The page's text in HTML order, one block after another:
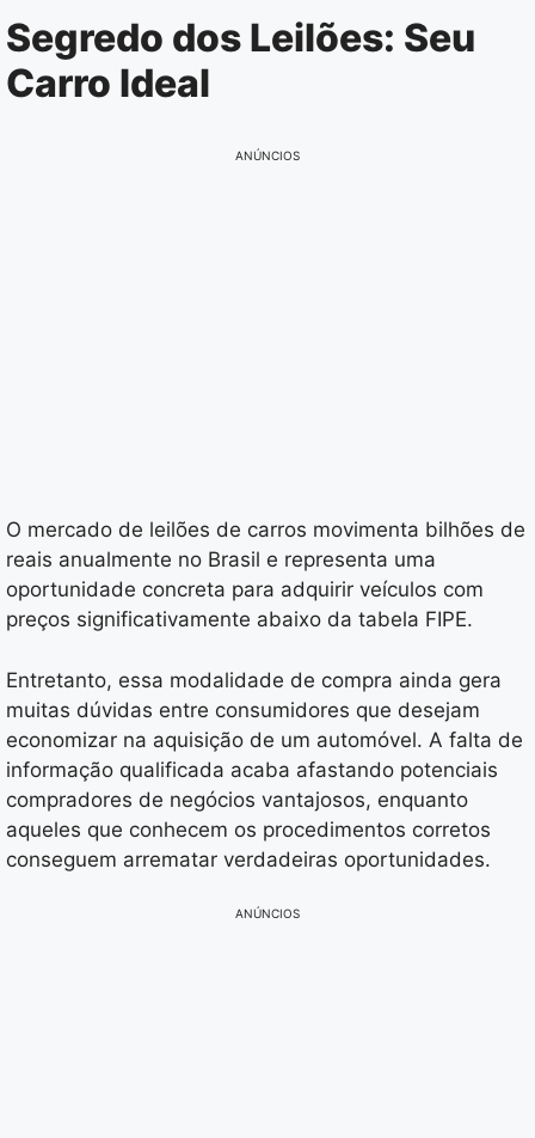
Pular
para
o
Segredo dos Leilões: Seu
Carro Ideal
ANÚNCIOS
O mercado de leilões de carros movimenta bilhões de
reais anualmente no Brasil e representa uma
oportunidade concreta para adquirir veículos com
preços significativamente abaixo da tabela FIPE.
Entretanto, essa modalidade de compra ainda gera
muitas dúvidas entre consumidores que desejam
economizar na aquisição de um automóvel. A falta de
informação qualificada acaba afastando potenciais
compradores de negócios vantajosos, enquanto
aqueles que conhecem os procedimentos corretos
conseguem arrematar verdadeiras oportunidades.
ANÚNCIOS